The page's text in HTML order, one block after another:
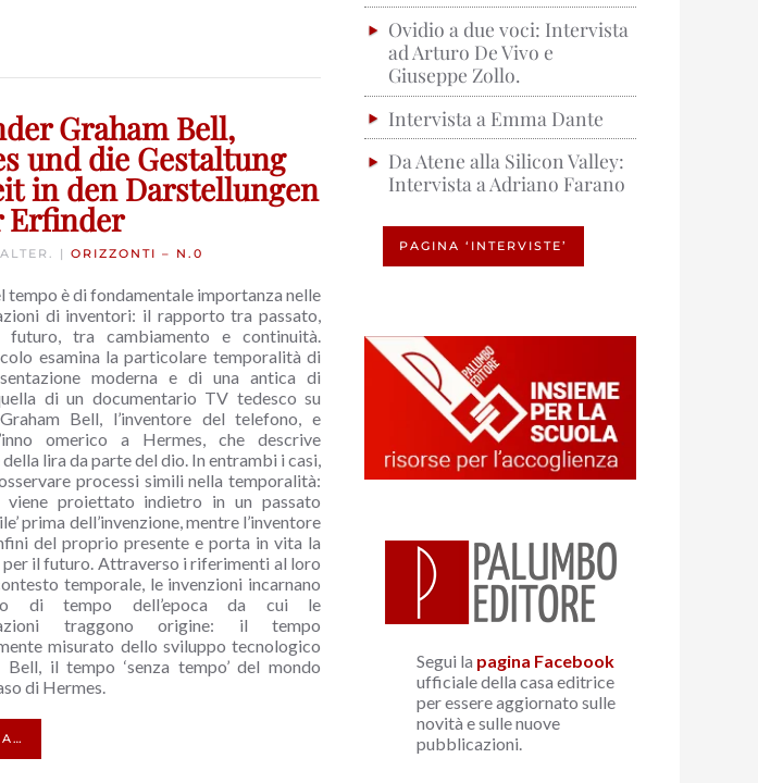
Graham Bell,
und die Gestaltung
in den Darstellungen
Erfinder
| ORIZZONTI – N.0
tempo è di fondamentale importanza nelle
di inventori: il rapporto tra passato,
futuro, tra cambiamento e continuità.
esamina la particolare temporalità di
moderna e di una antica di
di un documentario TV tedesco su
Bell, l’inventore del telefono, e
omerico a Hermes, che descrive
della lira da parte del dio. In entrambi i casi,
processi simili nella temporalità:
proiettato indietro in un passato
prima dell’invenzione, mentre l’inventore
del proprio presente e porta in vita la
per il futuro. Attraverso i riferimenti al loro
temporale, le invenzioni incarnano
di tempo dell’epoca da cui le
traggono origine: il tempo
misurato dello sviluppo tecnologico
il tempo ‘senza tempo’ del mondo
di Hermes.
Ovidio a due voci: Intervista
ad Arturo De Vivo e
Giuseppe Zollo.
Intervista a Emma Dante
Da Atene alla Silicon Valley:
Intervista a Adriano Farano
PAGINA ‘INTERVISTE’
Segui la pagina Facebook
ufficiale della casa editrice
per essere aggiornato sulle
novità e sulle nuove
pubblicazioni.